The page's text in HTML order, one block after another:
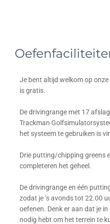
Je bent altijd welkom op
is gratis.
De drivingrange met 17
Trackman
het systeem te gebruiken is
Drie putting/chipping greens
completeren het geheel.
De drivingrange en één
zodat je ’s avonds tot 22.00
oefenen. Denk er aan dat je
nodig hebt om het terrein te